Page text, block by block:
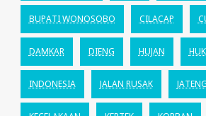
BUPATI WONOSOBO CILACAP
DAMKAR DIENG HUJAN
INDONESIA JALAN RUSAK JATENG